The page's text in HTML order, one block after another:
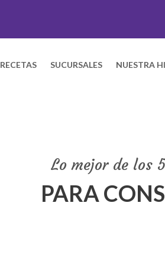
RECETAS SUCURSALES NUESTRA
Lo mejor de los
PARA